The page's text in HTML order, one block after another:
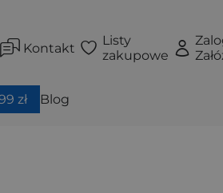
Kontakt
Listy
zakupowe
zł Blog